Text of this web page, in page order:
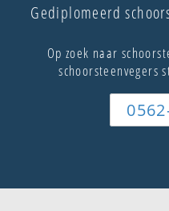
Gediplomeerd
Op zoek naar
schoorsteenvegers